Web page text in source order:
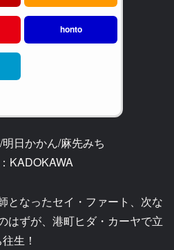
honto
日かかん/麻先みち
KADOKAWA
となったセイ・ファート、次な
はずが、港町ヒダ・カーヤで立
往生！